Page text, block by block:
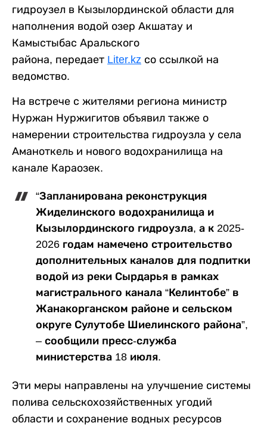
гидроузел в Кызылординской области для
наполнения водой озер Акшатау и
Камыстыбас Аральского
района, передает Liter.kz со ссылкой на
ведомство.
На встрече с жителями региона министр
Нуржан Нуржигитов объявил также о
намерении строительства гидроузла у села
Аманоткель и нового водохранилища на
канале Караозек.
“Запланирована реконструкция
Жиделинского водохранилища и
Кызылординского гидроузла, а к 2025-
2026 годам намечено строительство
дополнительных каналов для подпитки
водой из реки Сырдарья в рамках
магистрального канала “Келинтобе” в
Жанакорганском районе и сельском
округе Сулутобе Шиелинского района”,
– сообщили пресс-служба
министерства 18 июля.
Эти меры направлены на улучшение системы
полива сельскохозяйственных угодий
области и сохранение водных ресурсов